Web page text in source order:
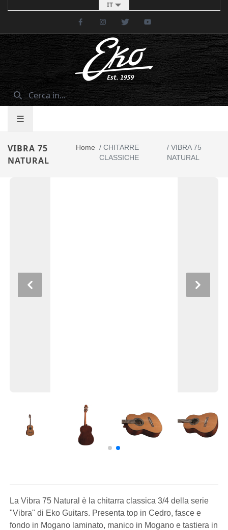
IT
FacebookInstagramTwitter
VIBRA 75
NATURAL
Home / CHITARRE
CLASSICHE
/VIBRA 75
NATURAL
Previous Next
La Vibra 75 Natural è la chitarra classica 3/4 della serie
"Vibra" di Eko Guitars. Presenta top in Cedro, fasce e
fondo in Mogano laminato, manico in Mogano e tastiera in